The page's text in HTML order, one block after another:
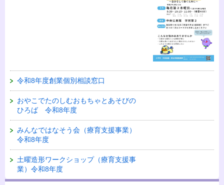
令和8年度創業個別相談窓口
おやこでたのしむおもちゃとあそびの
ひろば 令和8年度
みんなではなそう会（療育支援事業）
令和8年度
土曜造形ワークショップ（療育支援事
業）令和8年度